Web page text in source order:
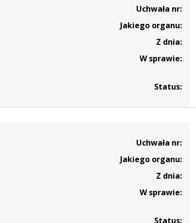
Uchwała nr:
Jakiego organu:
Z dnia:
W sprawie:
Status:
Uchwała nr:
Jakiego organu:
Z dnia:
W sprawie:
Status: